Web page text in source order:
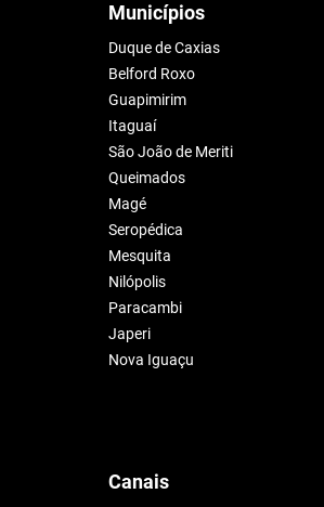
Municípios
Duque de Caxias
Belford Roxo
Guapimirim
Itaguaí
São João de Meriti
Queimados
Magé
Seropédica
Mesquita
Nilópolis
Paracambi
Japeri
Nova Iguaçu
Canais